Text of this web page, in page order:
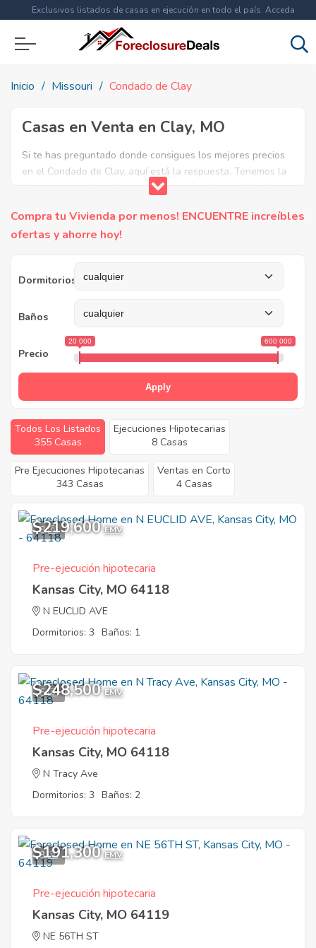
Exclusivos listados de casas en ejecución en todo el país. Acceda
ahora a
Inicio Missouri Condado de Clay
Casas en Venta en Clay, MO
Si te has preguntado donde consigues los mejores precios
en el Condado de Clay, aquí está la respuesta. Tenemos la
lista mas completa de casas en venta en el condado de
Ahorra en grande y compra casas reposeídas en el
Condado de Clay, MO.
Compra tu Vivienda por menos! ENCUENTRE increíbles
ofertas y ahorre hoy!
Dormitorios
Baños
Precio
20 000 600 000
Apply
Todos Los Listados
355 Casas
Ejecuciones Hipotecarias
8 Casas
Pre Ejecuciones Hipotecarias
343 Casas
Ventas en Corto
4 Casas
8
$219,600 EMV
Pre-ejecución hipotecaria
Kansas City, MO 64118
N EUCLID AVE
Dormitorios: 3 Baños: 1
5
$248,500 EMV
Pre-ejecución hipotecaria
Kansas City, MO 64118
N Tracy Ave
Dormitorios: 3 Baños: 2
3
$191,300 EMV
Pre-ejecución hipotecaria
Kansas City, MO 64119
NE 56TH ST